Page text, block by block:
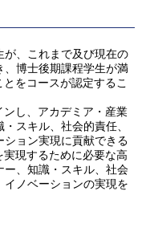
が、これまで及び現在の
、博士後期課程学生が満
をコースが認定するこ
し、アカデミア・産業
スキル、社会的責任、
ョン実現に貢献できる
現するために必要な高
ー、知識・スキル、社会
ノベーションの実現を